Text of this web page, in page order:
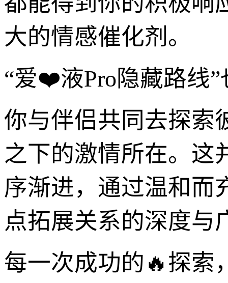
大的情感催化剂。
“爱❤️液Pro隐藏路线”
你与伴侣共同去探索
之下的激情所在。这
序渐进，通过温和而
点拓展关系的深度与
每一次成功的🔥探索